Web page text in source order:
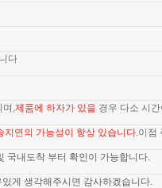
다
며,제품에 하자가 있을 경우 다소 시
지연의 가능성이 항상 있습니다.이점
국내도착 부터 확인이 가능합니다.
게 생각해주시면 감사하겠습니다.